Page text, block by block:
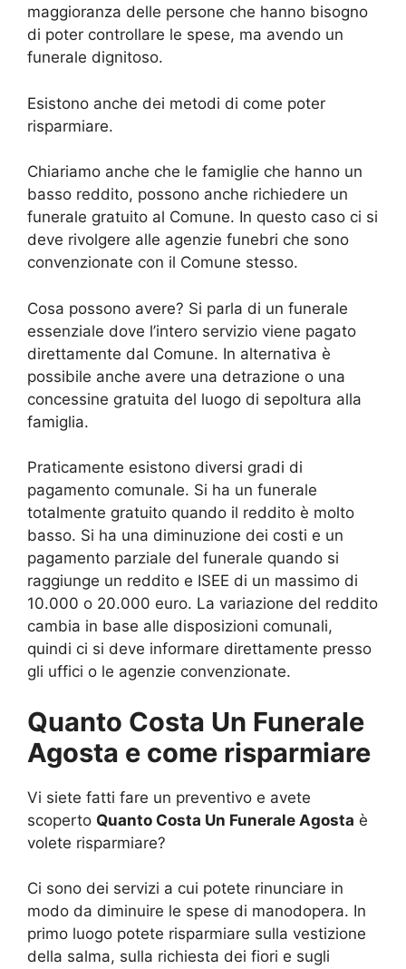
maggioranza delle persone che hanno bisogno
di poter controllare le spese, ma avendo un
funerale dignitoso.
Esistono anche dei metodi di come poter
risparmiare.
Chiariamo anche che le famiglie che hanno un
basso reddito, possono anche richiedere un
funerale gratuito al Comune. In questo caso ci si
deve rivolgere alle agenzie funebri che sono
convenzionate con il Comune stesso.
Cosa possono avere? Si parla di un funerale
essenziale dove l’intero servizio viene pagato
direttamente dal Comune. In alternativa è
possibile anche avere una detrazione o una
concessine gratuita del luogo di sepoltura alla
famiglia.
Praticamente esistono diversi gradi di
pagamento comunale. Si ha un funerale
totalmente gratuito quando il reddito è molto
basso. Si ha una diminuzione dei costi e un
pagamento parziale del funerale quando si
raggiunge un reddito e ISEE di un massimo di
10.000 o 20.000 euro. La variazione del reddito
cambia in base alle disposizioni comunali,
quindi ci si deve informare direttamente presso
gli uffici o le agenzie convenzionate.
Quanto Costa Un Funerale
Agosta e come risparmiare
Vi siete fatti fare un preventivo e avete
scoperto Quanto Costa Un Funerale Agosta è
volete risparmiare?
Ci sono dei servizi a cui potete rinunciare in
modo da diminuire le spese di manodopera. In
primo luogo potete risparmiare sulla vestizione
della salma, sulla richiesta dei fiori e sugli